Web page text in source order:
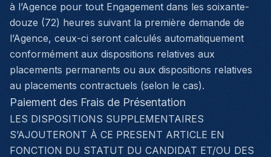
à l’Agence pour tout Engagement dans les soixante-
douze (72) heures suivant la première demande de
l’Agence, ceux-ci seront calculés automatiquement
conformément aux dispositions relatives aux
placements permanents ou aux dispositions relatives
au placements contractuels (selon le cas).
Paiement des Frais de Présentation
LES DISPOSITIONS SUPPLEMENTAIRES
S’AJOUTERONT À CE PRESENT ARTICLE EN
FONCTION DU STATUT DU CANDIDAT ET/OU DES